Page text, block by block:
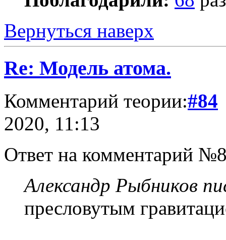
Вернуться наверх
Re: Модель атома.
Комментарий теории:#84
2020, 11:13
Ответ на комментарий
Александр Рыбников
пресловутым